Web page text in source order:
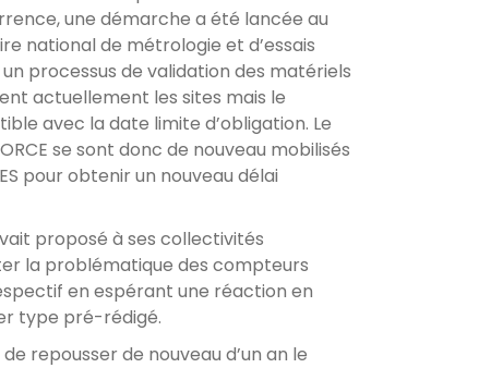
une démarche a été lancée au
national de métrologie et d’essais
processus de validation des matériels
actuellement les sites mais le
avec la date limite d’obligation. Le
se sont donc de nouveau mobilisés
pour obtenir un nouveau délai
proposé à ses collectivités
la problématique des compteurs
en espérant une réaction en
type pré-rédigé.
repousser de nouveau d’un an le